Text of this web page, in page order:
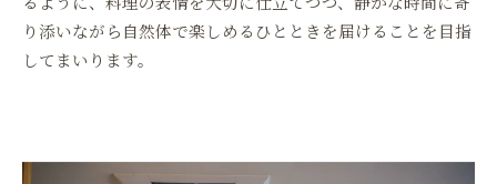
り添いながら自然体で楽しめるひとときを届けることを目指
してまいります。